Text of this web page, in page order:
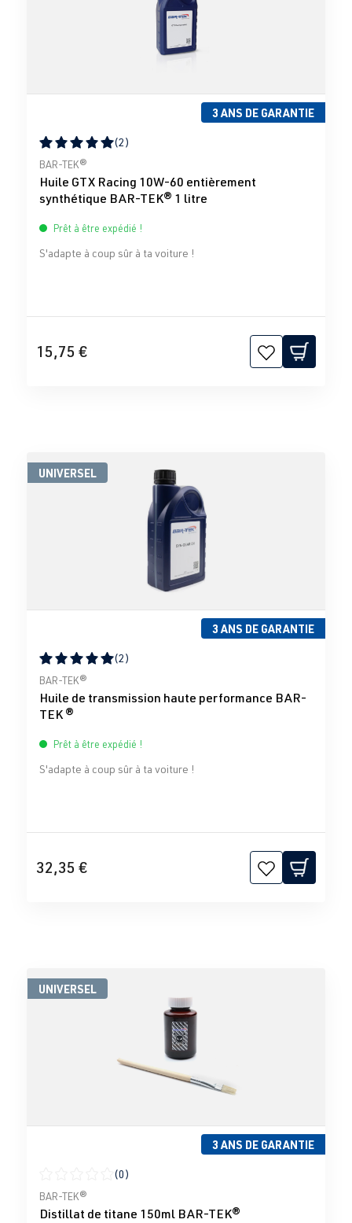
3 ANS DE GARANTIE
Note moyenne de 5 sur 5 étoiles
(2)
BAR-TEK®
Huile GTX Racing 10W-60 entièrement
synthétique BAR-TEK® 1 litre
Prêt à être expédié !
S'adapte à coup sûr à ta voiture !
15,75 €
UNIVERSEL
3 ANS DE GARANTIE
Note moyenne de 5 sur 5 étoiles
(2)
BAR-TEK®
Huile de transmission haute performance BAR-
TEK ®
Prêt à être expédié !
S'adapte à coup sûr à ta voiture !
32,35 €
UNIVERSEL
3 ANS DE GARANTIE
Note moyenne de 0 sur 5 étoiles
(0)
BAR-TEK®
Distillat de titane 150ml BAR-TEK®